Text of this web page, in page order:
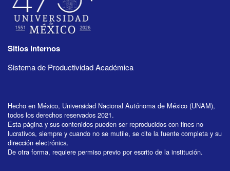
Sitios internos
Sistema de Productividad Académica
Hecho en México, Universidad Nacional Autónoma de México (UNAM),
todos los derechos reservados 2021.
Esta página y sus contenidos pueden ser reproducidos con fines no
lucrativos, siempre y cuando no se mutile, se cite la fuente completa y su
dirección electrónica.
De otra forma, requiere permiso previo por escrito de la institución.